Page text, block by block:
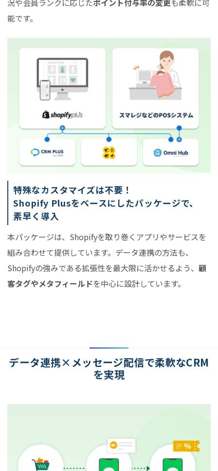
況や会員ランクに応じたポイント付与率の変更も柔軟に可
能です。
特殊なカスタマイズは不要！
Shopify Plusをベースにしたパッケージで、
素早く導入
本パッケージは、Shopifyを取り巻くアプリやサービスを
組み合わせて提供しています。データ連携の方法も、
Shopifyの強みである拡張性を最大限に活かせるよう、 顧
客タグやメタフィールドを中心に設計しています。
データ連携×メッセージ配信で柔軟なCRM
を実現